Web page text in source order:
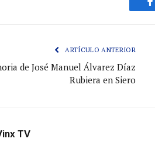
ARTÍCULO ANTERIOR
de José Manuel Álvarez Díaz
Rubiera en Siero
TV